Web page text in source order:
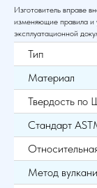
Изготовитель вправе
изменяющие правила и
эксплуатационной
Тип
Материал
Твердость по
Стандарт
Метод